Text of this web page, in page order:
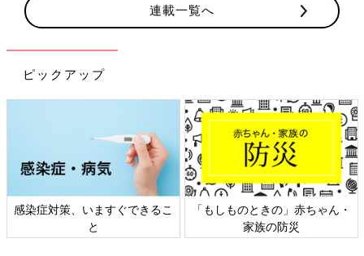
連載一覧へ
ピックアップ
ん・
日本外来小児科学会リーフレッ
六星占術 細木かおりさん
相談